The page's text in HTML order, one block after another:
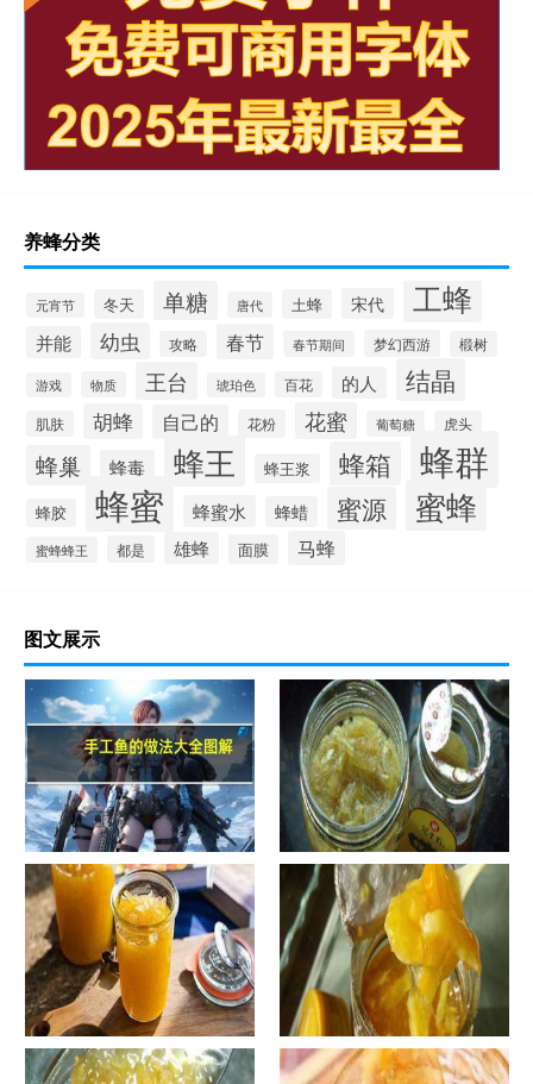
养蜂分类
元宵节 冬天 单糖 唐代 土蜂 宋代 工蜂
并能 幼虫 攻略 春节 春节期间 梦幻西游 椴树
游戏 物质 王台 琥珀色 百花 的人 结晶
肌肤 胡蜂 自己的 花粉 花蜜 葡萄糖 虎头
蜂巢 蜂毒 蜂王 蜂王浆 蜂箱 蜂群
蜂胶 蜂蜜 蜂蜜水 蜂蜡 蜜源 蜜蜂
蜜蜂蜂王 都是 雄蜂 面膜 马蜂
图文展示
手工鱼的做法大全图解
蜂蜜柚子茶的正确做法-蜂蜜柚
子茶的浸泡方法有哪些？
自制蜂蜜柚子茶-蜂蜜柚子茶有
哪些正确的做法？
自制蜂蜜柚子茶-蜂蜜柚子茶如
何正确饮用？